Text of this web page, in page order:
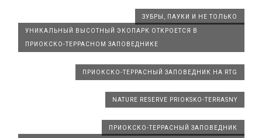
ЗУБРЫ, ПАУКИ И НЕ ТОЛЬКО
УНИКАЛЬНЫЙ ВЫСОТНЫЙ ЭКОПАРК ОТКРОЕТСЯ В
ПРИОКСКО-ТЕРРАСНОМ ЗАПОВЕДНИКЕ
ПРИОКСКО-ТЕРРАСНЫЙ ЗАПОВЕДНИК НА RTG
NATURE RESERVE PRIOKSKO-TERRASNY
ПРИОКСКО-ТЕРРАСНЫЙ ЗАПОВЕДНИК